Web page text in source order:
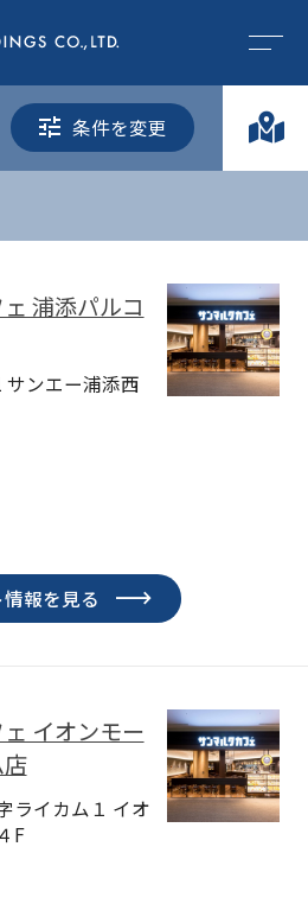
条件を変更
浦添パルコ
ンエー浦添西
報を見る
イオンモー
ライカム１ イオ
F